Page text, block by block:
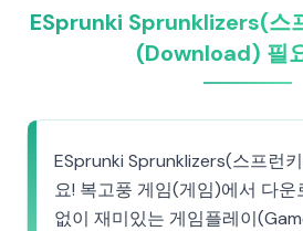
ESprunki Sprunklizers(스
(Download) 필
ESprunki Sprunklizers(스프런
요! 복고풍 게임(게임)에서 다
없이 재미있는 게임플레이